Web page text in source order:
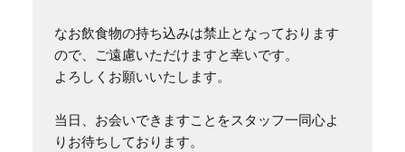
なお飲食物の持ち込みは禁止となっております
ので、ご遠慮いただけますと幸いです。
よろしくお願いいたします。
当日、お会いできますことをスタッフ一同心よ
りお待ちしております。